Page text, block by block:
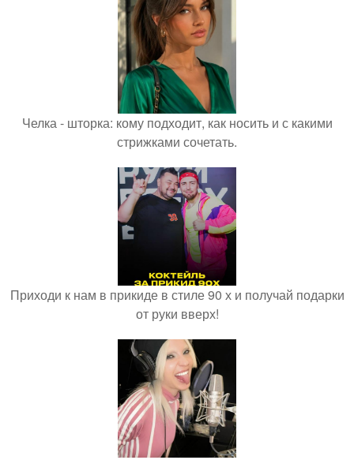
Челка - шторка: кому подходит, как носить и с какими
стрижками сочетать.
Приходи к нам в прикиде в стиле 90 х и получай подарки
от руки вверх!